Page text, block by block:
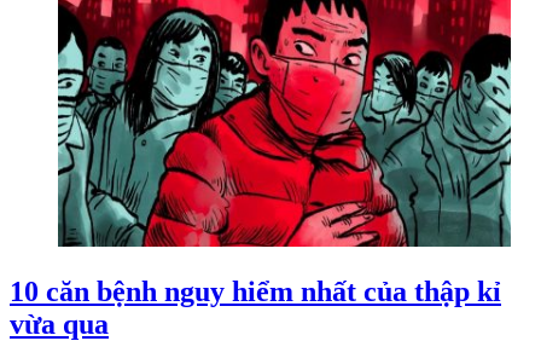
10 căn bệnh nguy hiểm nhất của thập kỉ
vừa qua